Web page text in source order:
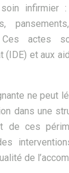
infirmier :
Ces actes
(IDE) et aux
ne peut
dans une
de ces
de